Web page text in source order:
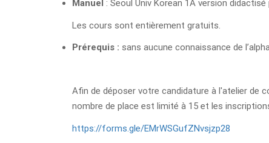
Manuel : Seoul Univ Korean 1A version didactisé
Les cours sont entièrement gratuits.
Prérequis : sans aucune connaissance de
Afin de déposer votre candidature à l'atelier de
nombre de place est limité à 15 et les
https://forms.gle/EMrWSGufZNvsjzp28